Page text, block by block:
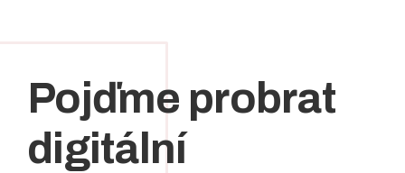
Pojďme probrat
digitální